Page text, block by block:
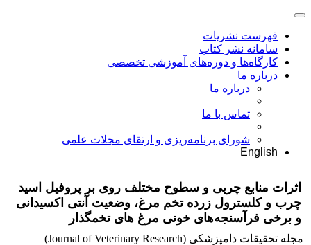
فهرست نشریات
سامانه نشر کتاب
کارگاه‌ها و دوره‌های آموزشی تخصصی
درباره ما
درباره ما
تماس با ما
شورای برنامه‌ریزی و ارتقای مجلات علمی
English
اثرات منابع چربی و سطوح مختلف روی بر پروفیل اسید
چرب و کلسترول زرده تخم مرغ، وضعیت آنتی اکسیدانی
و برخی فرآسنجه‌های خونی مرغ های تخمگذار
مجله تحقیقات دامپزشکی (Journal of Veterinary Research)